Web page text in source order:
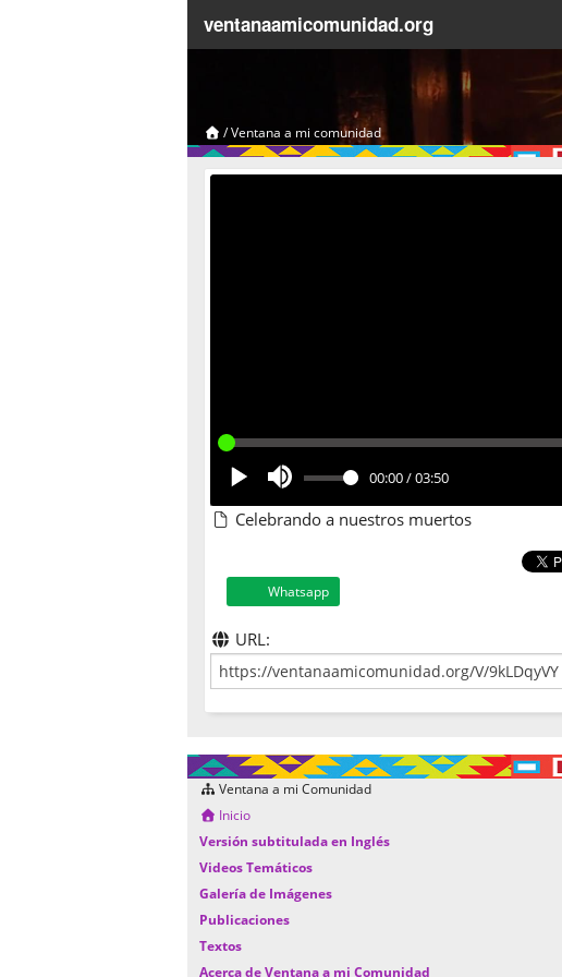
ventanaamicomunidad.org
/Ventana a mi comunidad
00:00/03:50
Celebrando a nuestros muertos
Whatsapp
URL:
Ventana a mi Comunidad
Inicio
Versión subtitulada en Inglés
Videos Temáticos
Galería de Imágenes
Publicaciones
Textos
Acerca de Ventana a mi Comunidad